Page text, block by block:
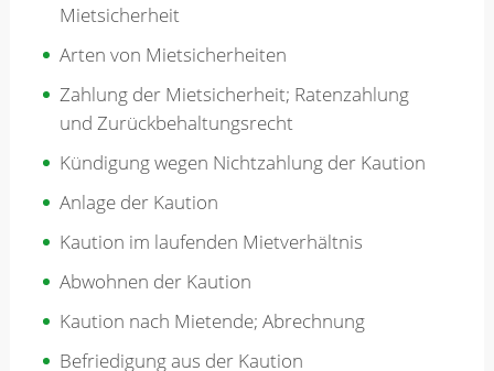
Mietsicherheit
Arten von Mietsicherheiten
Zahlung der Mietsicherheit; Ratenzahlung
und Zurückbehaltungsrecht
Kündigung wegen Nichtzahlung der Kaution
Anlage der Kaution
Kaution im laufenden Mietverhältnis
Abwohnen der Kaution
Kaution nach Mietende; Abrechnung
Befriedigung aus der Kaution